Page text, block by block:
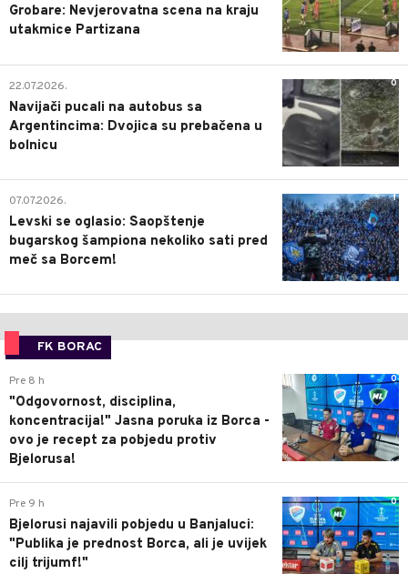
Grobare: Nevjerovatna scena na kraju
utakmice Partizana
0
22.07.2026.
Navijači pucali na autobus sa
Argentincima: Dvojica su prebačena u
bolnicu
1
07.07.2026.
Levski se oglasio: Saopštenje
bugarskog šampiona nekoliko sati pred
meč sa Borcem!
FK BORAC
0
Pre 8 h
"Odgovornost, disciplina,
koncentracija!" Jasna poruka iz Borca -
ovo je recept za pobjedu protiv
Bjelorusa!
0
Pre 9 h
Bjelorusi najavili pobjedu u Banjaluci:
"Publika je prednost Borca, ali je uvijek
cilj trijumf!"